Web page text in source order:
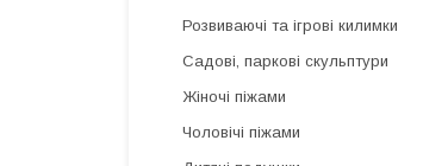
Розвиваючі та ігрові килимки
Садові, паркові скульптури
Жіночі піжами
Чоловічі піжами